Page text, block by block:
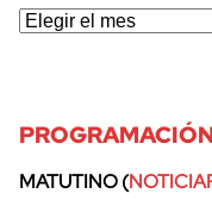
MATUTINO (